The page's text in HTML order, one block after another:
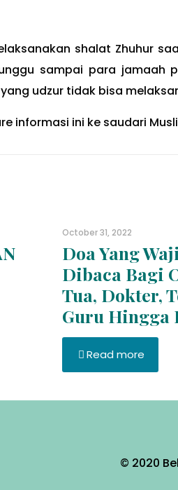
shalat Zhuhur
sampai para jamaah
udzur tidak bisa
informasi ini ke saudari
October 31, 2022
Doa Yang
Dibaca Bagi
Tua, Dokter,
Guru Hingga
Read more
© 2020